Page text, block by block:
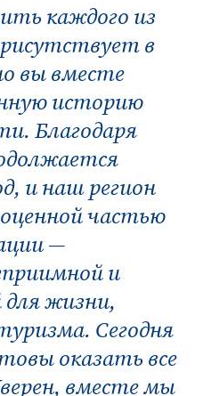
каждого из
в
вы вместе
историю
Благодаря
и наш регион
частью
—
и
жизни,
Сегодня
оказать все
вместе мы